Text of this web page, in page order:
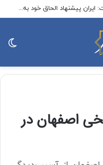
رمضان زاده، سخنگوی دولت اصلاحات: ایران پیشنهاد الحاق خود به توافق مکه را مطرح کند / الان زمان پیشنهاد یک پیمان منطقه‌ای بدون اسرائیل است
تاریخی اصفهان در